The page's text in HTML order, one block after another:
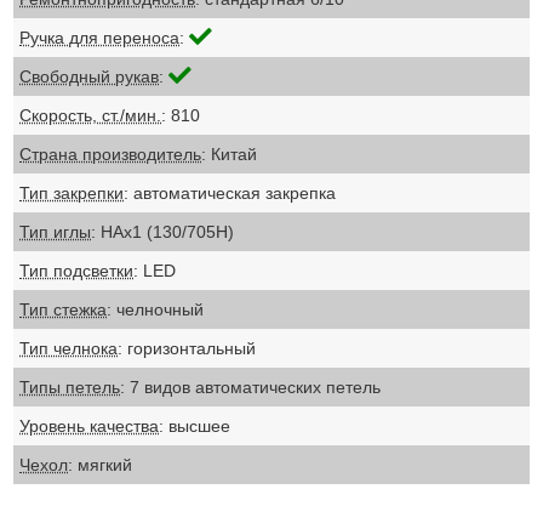
Ручка для переноса:
Свободный рукав:
Скорость, ст./мин. : 810
Страна производитель: Китай
Тип закрепки: автоматическая закрепка
Тип иглы: НАх1 (130/705Н)
Тип подсветки: LED
Тип стежка: челночный
Тип челнока: горизонтальный
Типы петель: 7 видов автоматических петель
Уровень качества: высшее
Чехол: мягкий